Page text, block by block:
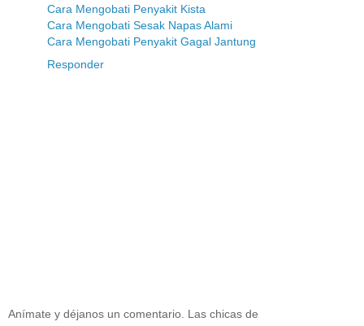
Cara Mengobati Penyakit Kista
Cara Mengobati Sesak Napas Alami
Cara Mengobati Penyakit Gagal Jantung
Responder
Anímate y déjanos un comentario. Las chicas de